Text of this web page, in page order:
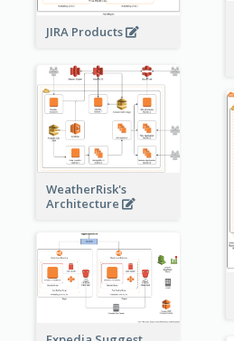
JIRA Products
WeatherRisk's
Architecture